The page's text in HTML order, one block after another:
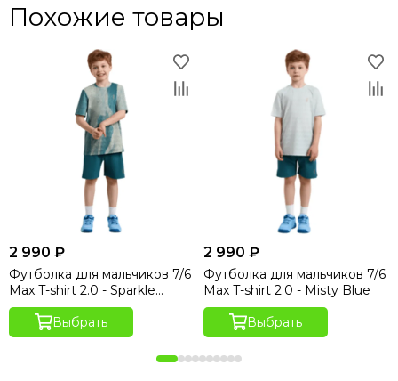
Похожие товары
2 990 ₽
Футболка для мальчиков 7/6
Max T-shirt 2.0 - Sparkle
Hydro Print
Выбрать
2 990 ₽
Футболка для мальчиков 7/6
Max T-shirt 2.0 - Misty Blue
Выбрать